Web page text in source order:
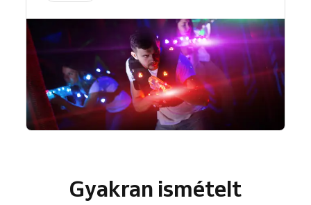
Gyakran ismételt